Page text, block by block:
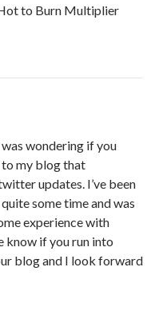
to Burn Multiplier
wondering if you
to my blog that
updates. I’ve been
some time and was
experience with
know if you run into
blog and I look forward